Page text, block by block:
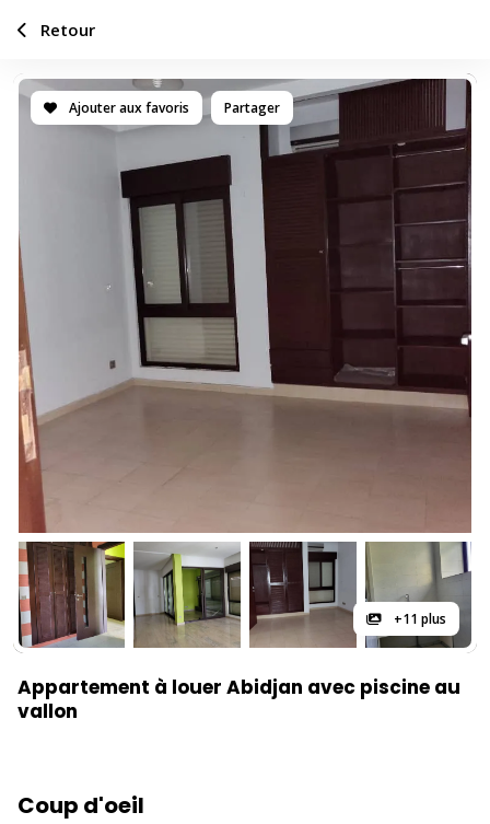
Ajouter aux favoris Partager
+11 plus
Appartement à louer Abidjan avec piscine au
vallon
Coup d'oeil
Retour